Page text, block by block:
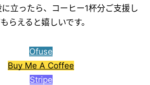
立ったら、コーヒー1杯分ご支援し
らえると嬉しいです。
Ofuse
Buy Me A Coffee
Stripe